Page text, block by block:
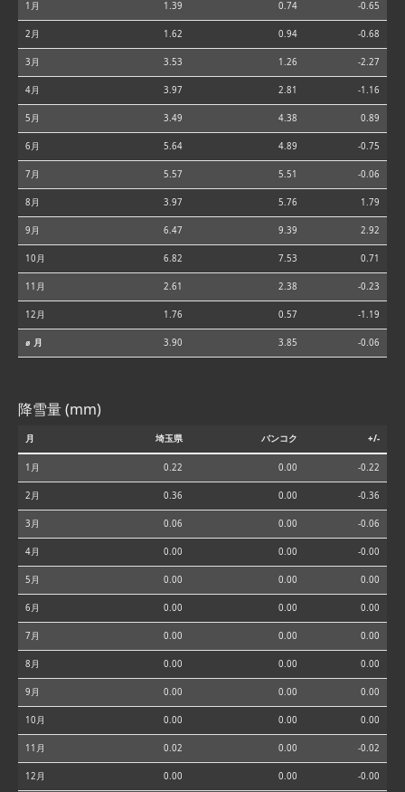
1月 1.39 0.74 -0.65
2月 1.62 0.94 -0.68
3月 3.53 1.26 -2.27
4月 3.97 2.81 -1.16
5月 3.49 4.38 0.89
6月 5.64 4.89 -0.75
7月 5.57 5.51 -0.06
8月 3.97 5.76 1.79
9月 6.47 9.39 2.92
10月 6.82 7.53 0.71
11月 2.61 2.38 -0.23
12月 1.76 0.57 -1.19
⌀ 月 3.90 3.85 -0.06
降雪量 (mm)
月 埼玉県 バンコク +/-
1月 0.22 0.00 -0.22
2月 0.36 0.00 -0.36
3月 0.06 0.00 -0.06
4月 0.00 0.00 -0.00
5月 0.00 0.00 0.00
6月 0.00 0.00 0.00
7月 0.00 0.00 0.00
8月 0.00 0.00 0.00
9月 0.00 0.00 0.00
10月 0.00 0.00 0.00
11月 0.02 0.00 -0.02
12月 0.00 0.00 -0.00